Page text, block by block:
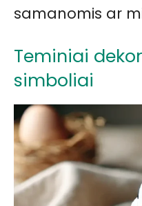
samanomis ar
Teminiai
simboliai